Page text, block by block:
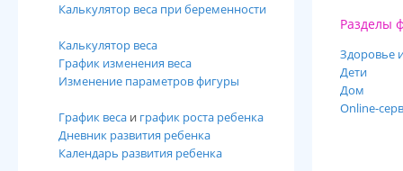
Калькулятор веса при беременности
Калькулятор веса
График изменения веса
Изменение параметров фигуры
График веса и график роста ребенка
Дневник развития ребенка
Календарь развития ребенка
Разделы
Здоровье
Дети
Дом
Online-